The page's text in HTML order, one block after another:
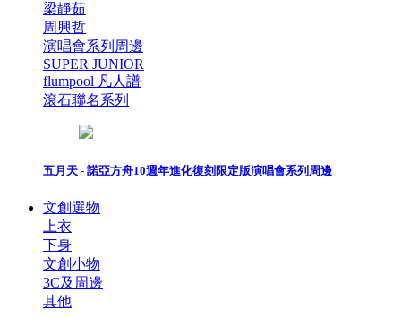
梁靜茹
周興哲
演唱會系列周邊
SUPER JUNIOR
flumpool 凡人譜
滾石聯名系列
五月天 - 諾亞方舟10週年進化復刻限定版演唱會系列周邊
文創選物
上衣
下身
文創小物
3C及周邊
其他